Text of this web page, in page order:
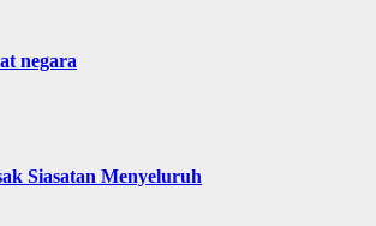
negara
Siasatan Menyeluruh